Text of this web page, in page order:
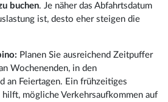
buchen. Je näher das Abfahrtsdatum
ist, desto eher steigen die
Planen Sie ausreichend Zeitpuffer
Wochenenden, in den
an Feiertagen. Ein frühzeitiges
hilft, mögliche Verkehrsaufkommen auf